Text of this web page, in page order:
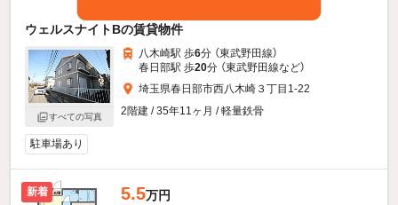
ウェルスナイトBの賃貸物件
すべての写真
八木崎駅 歩6分 （東武野田線）
春日部駅 歩20分 （東武野田線など）
埼玉県春日部市西八木崎３丁目1-22
2階建 / 35年11ヶ月 / 軽量鉄骨
駐車場あり
新着 5.5万円